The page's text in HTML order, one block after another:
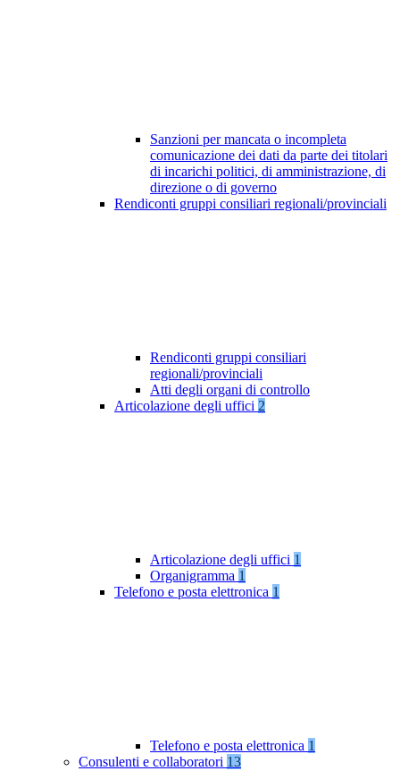
Sanzioni per mancata o incompleta
comunicazione dei dati da parte dei titolari
di incarichi politici, di amministrazione, di
direzione o di governo
Rendiconti gruppi consiliari regionali/provinciali
Rendiconti gruppi consiliari
regionali/provinciali
Atti degli organi di controllo
Articolazione degli uffici 2
Articolazione degli uffici 1
Organigramma 1
Telefono e posta elettronica 1
Telefono e posta elettronica 1
Consulenti e collaboratori 13